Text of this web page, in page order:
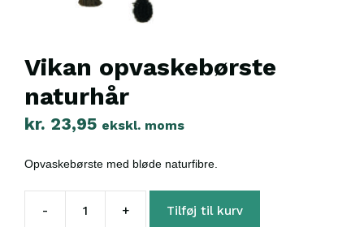
Vikan opvaskebørste
naturhår
kr. 23,95 ekskl. moms
Opvaskebørste med bløde naturfibre.
-
Vikan
+ Tilføj til kurv